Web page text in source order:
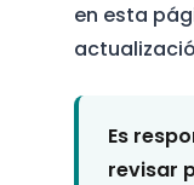
en esta
Es
revisar